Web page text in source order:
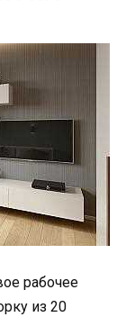
рабочее
из 20